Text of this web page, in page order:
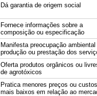
Dá garantia de origem social
Fornece informações sobre a
composição ou especificação
Manifesta preocupação ambiental
produção ou prestação dos
Oferta produtos orgânicos ou
de agrotóxicos
Pratica menores preços ou custos
mais baixos em relação ao